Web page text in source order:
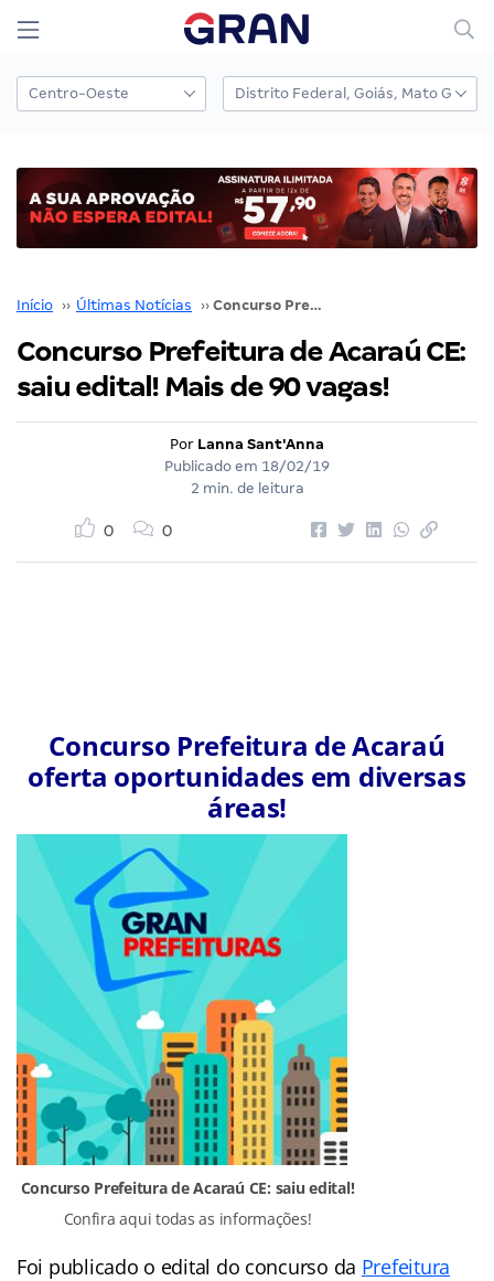
Início ›› Últimas Notícias ›› Concurso Prefeitura de Acaraú CE: saiu edital! Mais de 90 vagas!
Concurso Prefeitura de Acaraú CE:
saiu edital! Mais de 90 vagas!
Por Lanna Sant'Anna
Publicado em 18/02/19
2 min. de leitura
0 0
Concurso Prefeitura de Acaraú
oferta oportunidades em diversas
áreas!
Concurso Prefeitura de Acaraú CE: saiu edital!
Confira aqui todas as informações!
Foi publicado o edital do concurso da Prefeitura